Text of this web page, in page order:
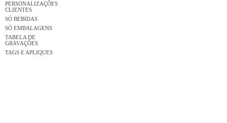
PERSONALIZAÇÕES
CLIENTES
SÓ BEBIDAS
SÓ EMBALAGENS
TABELA DE
GRAVAÇÕES
TAGS E APLIQUES